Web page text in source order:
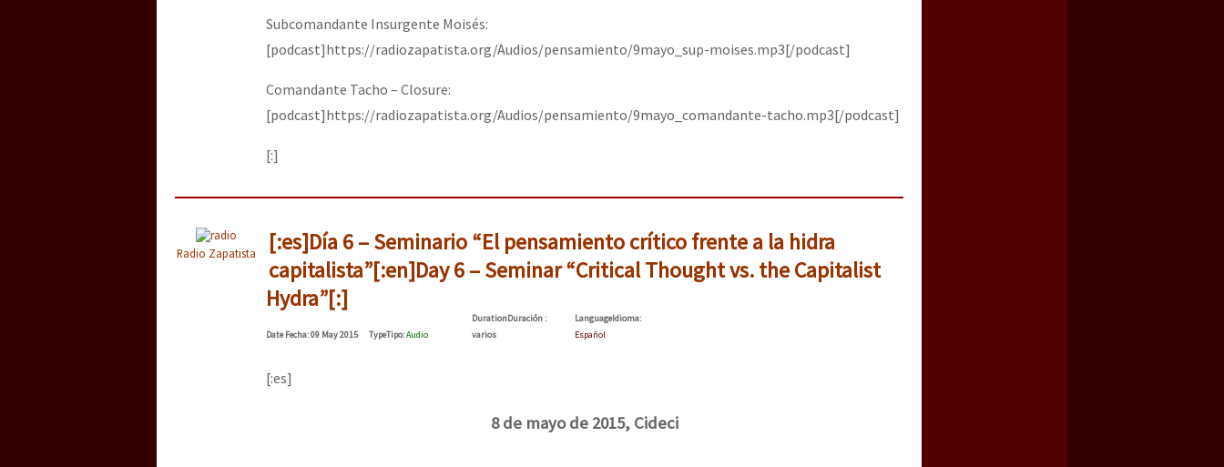
Subcomandante Insurgente Moisés:
[podcast]https://radiozapatista.org/Audios/pensamiento/9mayo_sup-moises.mp3[/podcast]
Comandante Tacho – Closure:
[podcast]https://radiozapatista.org/Audios/pensamiento/9mayo_comandante-tacho.mp3[/podcast]
[:]
Radio Zapatista
[:es]Día 6 – Seminario “El pensamiento crítico frente a la hidra
capitalista”[:en]Day 6 – Seminar “Critical Thought vs. the Capitalist
Hydra”[:]
DateFecha: 09 May 2015 TypeTipo:Audio
DurationDuración:
varios
LanguageIdioma:
Español
[:es]
8 de mayo de 2015, Cideci